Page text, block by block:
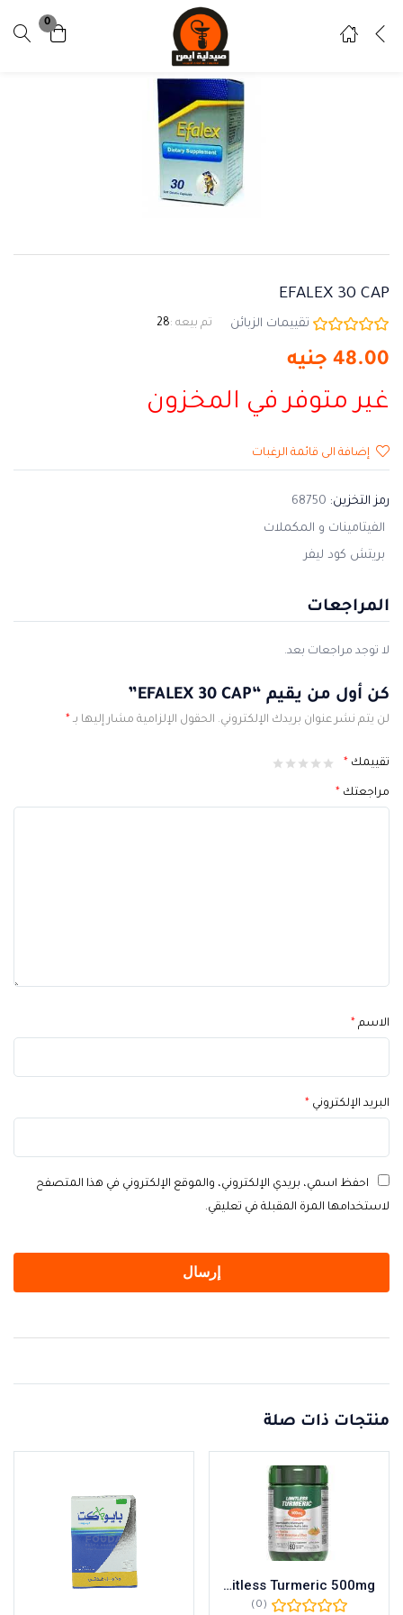
0
تسجيل دخول تسجيل
ادخل اسم المستخدم وكلمة المرور للدخول.
EFALEX 30 CAP
تقييمات الزبائن تم بيعه :28
48.00 جنيه
غير متوفر في المخزون
إضافة الى قائمة الرغبات
رمز التخزين: 68750
الفيتامينات و المكملات
بريتش كود ليفر
المراجعات
لا توجد مراجعات بعد.
كن أول من يقيم “EFALEX 30 CAP”
لن يتم نشر عنوان بريدك الإلكتروني. الحقول الإلزامية مشار إليها بـ *
تقييمك *
مراجعتك *
الاسم *
البريد الإلكتروني *
احفظ اسمي، بريدي الإلكتروني، والموقع الإلكتروني في هذا المتصفح
لاستخدامها المرة المقبلة في تعليقي.
منتجات ذات صلة
Limitless Turmeric 500mg
(0)